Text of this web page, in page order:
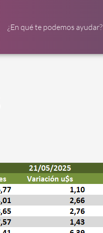
¿En qué te podemos ayudar?